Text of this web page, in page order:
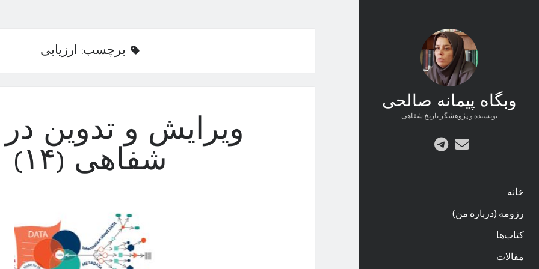
وبگاه پیمانه صالحی
نویسنده و پژوهشگر تاریخ شفاهی
پستtelegram
خانه
رزومه (درباره من)
کتاب‌ها
مقالات
برچسب: ارزیابی
ویرایش و تدوین در
شفاهی (۱۴)